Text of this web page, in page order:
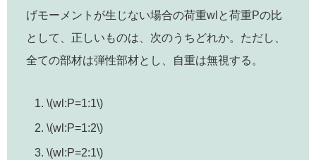
げモーメントが生じない場合の荷重wlと荷重Pの比
として、正しいものは、次のうちどれか。ただし、
全ての部材は弾性部材とし、自重は無視する。
\(wl:P=1:1\)
\(wl:P=1:2\)
\(wl:P=2:1\)